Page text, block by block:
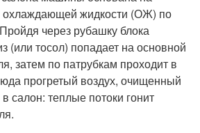
охлаждающей жидкости (ОЖ) по
через рубашку блока
(или тосол) попадает на основной
затем по патрубкам проходит в
прогретый воздух, очищенный
салон: теплые потоки гонит